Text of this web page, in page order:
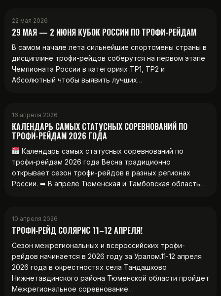
22 мая 2026
29 МАЯ — 2 ИЮНЯ КУБОК РОССИИ ПО ТРОФИ-РЕЙДАМ
В самом начале лета сильнейшие спортсмены страны в
дисциплине трофи-рейдов соберутся на первом этапе
Чемпионата России в категориях ТР1, ТР2 и
Абсолютный чтобы выявить лучших…
16 апреля 2026
КАЛЕНДАРЬ САМЫХ СТАТУСНЫХ СОРЕВНОВАНИЙ ПО
ТРОФИ-РЕЙДАМ 2026 ГОДА
Календарь самых статусных соревнований по
трофи-рейдам 2026 года Весна традиционно
открывает сезон трофи-рейдов в разных регионах
России. ➡ В апреле Тюменская и Тамбовская область…
10 апреля 2026
ТРОФИ‑РЕЙД СОЛЯРИС 11–12 АПРЕЛЯ!
Сезон межрегиональных и всероссийских трофи-
рейдов начинается в 2026 году за Уралом.11-12 апреля
2026 года в окрестностях села Тандашково
Нижнетавдинского района Тюменской области пройдет
Межрегиональное соревнование…